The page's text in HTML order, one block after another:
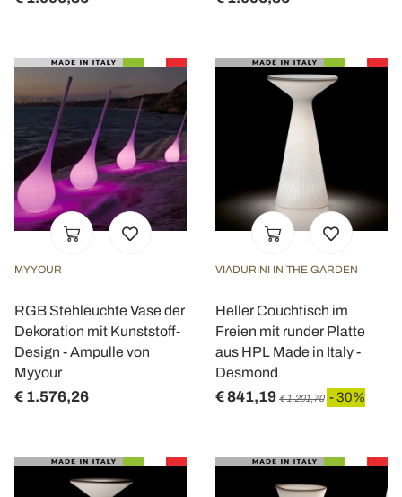
MYYOUR
RGB Stehleuchte Vase der
Dekoration mit Kunststoff-
Design - Ampulle von
Myyour
€ 1.576,26
VIADURINI IN THE GARDEN
Heller Couchtisch im
Freien mit runder Platte
aus HPL Made in Italy -
Desmond
€ 841,19 € 1.201,70 - 30%